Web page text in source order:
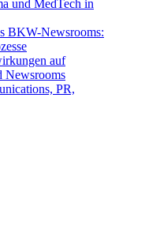
und MedTech in
BKW-Newsrooms:
auf
Newsrooms
PR,